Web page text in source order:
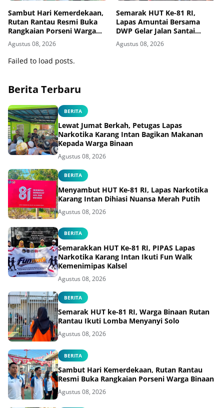
Sambut Hari Kemerdekaan,
Rutan Rantau Resmi Buka
Rangkaian Porseni Warga
Binaan
Agustus 08, 2026
Semarak HUT Ke-81 RI,
Lapas Amuntai Bersama
DWP Gelar Jalan Santai
Hingga Baksos
Agustus 08, 2026
Failed to load posts.
Berita Terbaru
BERITA
Lewat Jumat Berkah, Petugas Lapas
Narkotika Karang Intan Bagikan Makanan
Kepada Warga Binaan
Agustus 08, 2026
BERITA
Menyambut HUT Ke-81 RI, Lapas Narkotika
Karang Intan Dihiasi Nuansa Merah Putih
Agustus 08, 2026
BERITA
Semarakkan HUT Ke-81 RI, PIPAS Lapas
Narkotika Karang Intan Ikuti Fun Walk
Kemenimipas Kalsel
Agustus 08, 2026
BERITA
Semarak HUT ke-81 RI, Warga Binaan Rutan
Rantau Ikuti Lomba Menyanyi Solo
Agustus 08, 2026
BERITA
Sambut Hari Kemerdekaan, Rutan Rantau
Resmi Buka Rangkaian Porseni Warga Binaan
Agustus 08, 2026